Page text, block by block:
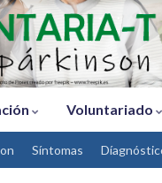
Voluntariado
Síntomas